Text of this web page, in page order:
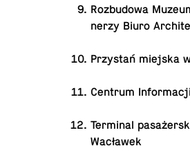
Roz­bu­do­wa
ne­rzy Biuro
Przy­stań miejska
Centrum
Ter­mi­nal
Wacławek